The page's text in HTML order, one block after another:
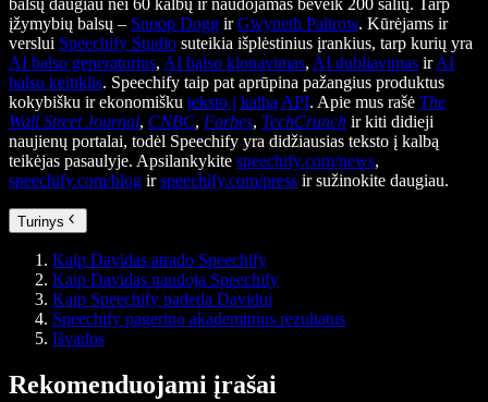
balsų daugiau nei 60 kalbų ir naudojamas beveik 200 šalių. Tarp
įžymybių balsų – Snoop Dogg irGwyneth Paltrow. Kūrėjams ir
verslui Speechify Studio suteikia išplėstinius įrankius, tarp kurių yra
AI balso generatorius, AI balso klonavimas, AI dubliavimas irAI
balso keitiklis. Speechify taip pat aprūpina pažangius produktus
kokybišku ir ekonomišku teksto į kalbą API. Apie mus rašė The
Wall Street Journal, CNBC, Forbes, TechCrunch ir kiti didieji
naujienų portalai, todėl Speechify yra didžiausias teksto į kalbą
teikėjas pasaulyje. Apsilankykite speechify.com/news,
speechify.com/blog irspeechify.com/press ir sužinokite daugiau.
Turinys
Kaip Davidas atrado Speechify
Kaip Davidas naudoja Speechify
Kaip Speechify padeda Davidui
Speechify pagerino akademinius rezultatus
Išvados
Rekomenduojami įrašai